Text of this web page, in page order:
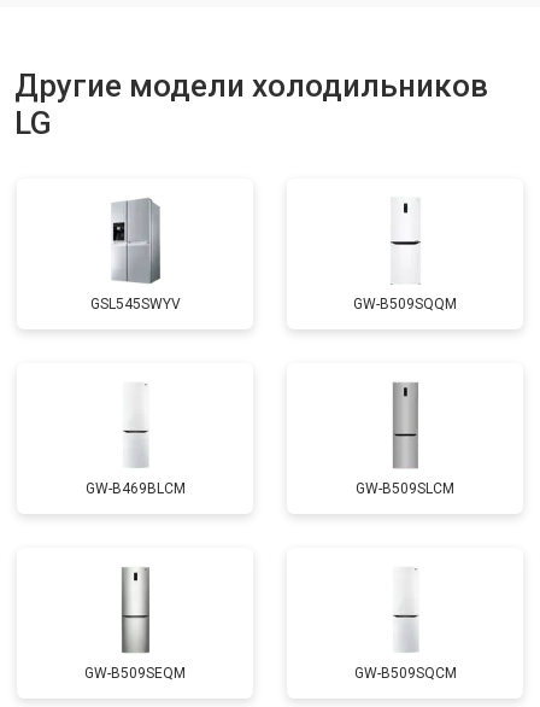
Замена нагревателя испарителя от 2550 ₽ Заказать
Замена нагревателя оттайки
Устранение утечки хладагента
Другие модели холодильников
LG
GSL545SWYV GW-B509SQQM
GW-B469BLCM GW-B509SLCM
GW-B509SEQM GW-B509SQCM